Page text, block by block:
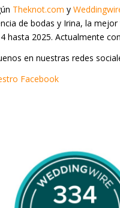
Theknot.com y
de bodas y Irina, la
hasta 2025. Actualmente
en nuestras redes
Facebook